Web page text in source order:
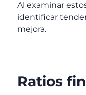
Al examinar
identificar
mejora.
Ratios